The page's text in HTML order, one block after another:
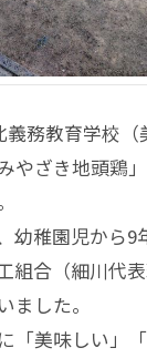
務教育学校（
やざき地頭鶏
幼稚園児から9
組合（細川代
ました。
「美味しい」